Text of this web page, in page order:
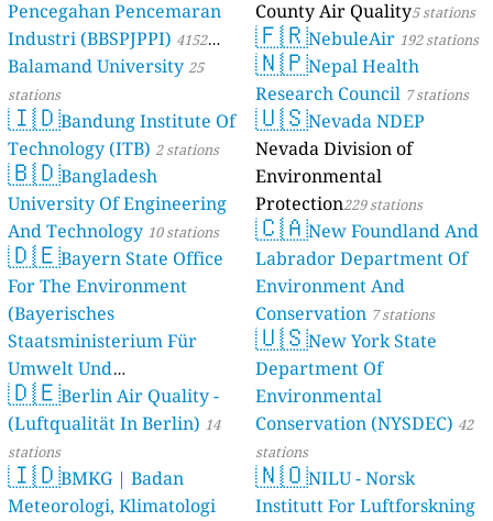
Pencegahan Pencemaran
Industri (BBSPJPPI) 4152
stations
Balamand University25
stations
🇮🇩Bandung Institute Of
Technology (ITB) 2 stations
🇧🇩Bangladesh
University Of Engineering
And Technology 10 stations
🇩🇪Bayern State Office
For The Environment
(Bayerisches
Staatsministerium Für
Umwelt Und
Verbraucherschutz) - LfU
46 stations
🇩🇪Berlin Air Quality -
(Luftqualität In Berlin) 14
stations
🇮🇩BMKG | Badan
Meteorologi, Klimatologi
County Air Quality5 stations
🇫🇷NebuleAir 192 stations
🇳🇵Nepal Health
Research Council 7 stations
🇺🇸Nevada NDEP
Nevada Division of
Environmental
Protection229 stations
🇨🇦New Foundland And
Labrador Department Of
Environment And
Conservation 7 stations
🇺🇸New York State
Department Of
Environmental
Conservation (NYSDEC) 42
stations
🇳🇴NILU - Norsk
Institutt For Luftforskning